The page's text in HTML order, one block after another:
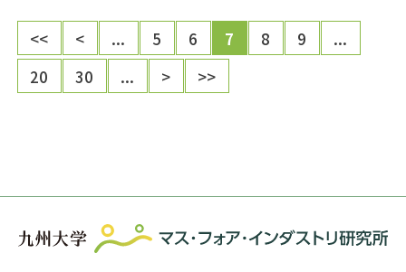
<< < ... 5 6 7 8 9
...
20
30 ... > >>